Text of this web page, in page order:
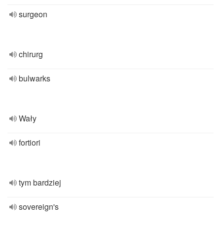
surgeon
chirurg
bulwarks
Wały
fortiori
tym bardziej
sovereign's